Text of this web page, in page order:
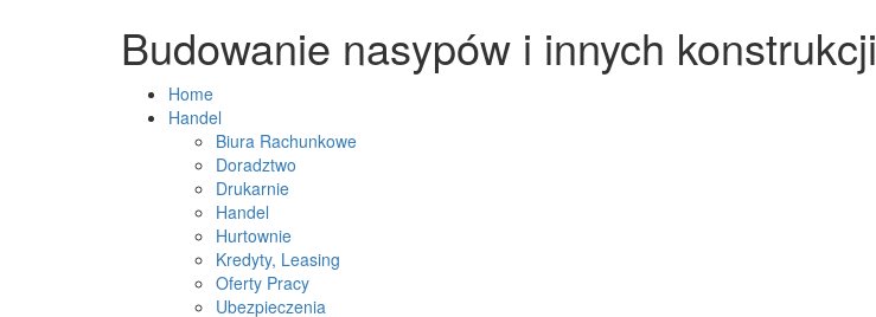
Budowanie nasypów i innych konstrukcji
Home
Handel
Biura Rachunkowe
Doradztwo
Drukarnie
Handel
Hurtownie
Kredyty, Leasing
Oferty Pracy
Ubezpieczenia